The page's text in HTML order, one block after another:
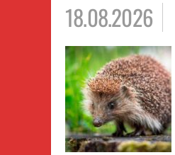
18.08.2026